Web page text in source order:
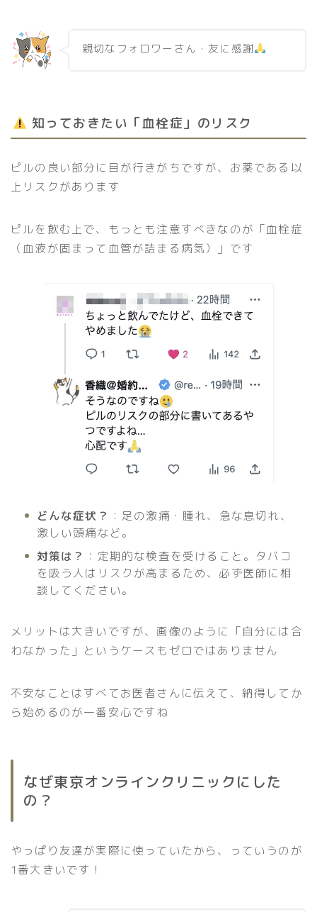
親切なフォロワーさん・友に感謝
知っておきたい「血栓症」のリスク
ピルの良い部分に目が行きがちですが、お薬である以
上リスクがあります
ピルを飲む上で、もっとも注意すべきなのが「血栓症
（血液が固まって血管が詰まる病気）」です
どんな症状？ ：足の激痛・腫れ、急な息切れ、
激しい頭痛など。
対策は？ ：定期的な検査を受けること。タバコ
を吸う人はリスクが高まるため、必ず医師に相
談してください。
メリットは大きいですが、画像のように「自分には合
わなかった」というケースもゼロではありません
不安なことはすべてお医者さんに伝えて、納得してか
ら始めるのが一番安心ですね
なぜ東京オンラインクリニックにした
の？
やっぱり友達が実際に使っていたから、っていうのが
1番大きいです！